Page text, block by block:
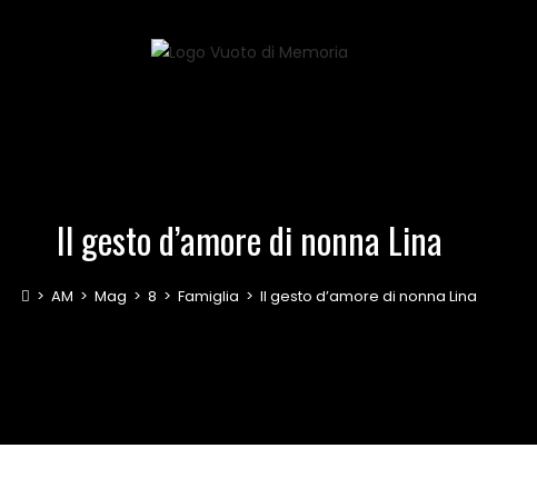
Il gesto d’amore di nonna Lina
> AM > Mag > 8 > Famiglia > Il gesto d’amore di nonna Lina